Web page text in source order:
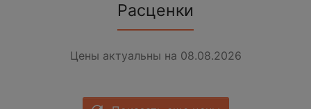
Расценки
Цены актуальны на 08.08.2026